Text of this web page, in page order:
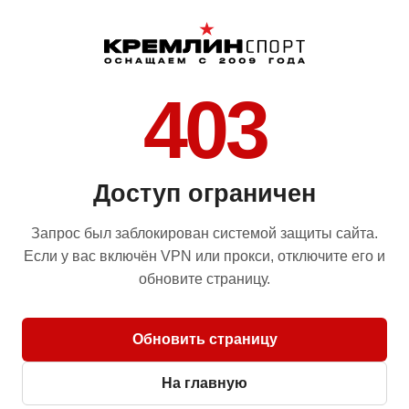
403
Доступ ограничен
Запрос был заблокирован системой защиты сайта.
Если у вас включён VPN или прокси, отключите его и
обновите страницу.
Обновить страницу
На главную